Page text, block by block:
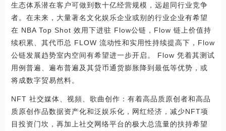
生态体系潜在客户可做到数十亿经营规模，远超同行业竞争
者。在未来，大量著名文化娱乐企业或别的行业企业有希望
在 NBA Top Shot 效用下进驻 Flow公链，Flow 链上价值持
续积累、其代币总 FLOW 流动性和实用性持续提高下，Flow
公链发展趋势室内空间有希望进一步开启。 Flow 凭着其测试
用例普遍、遍布普遍及其贷币通货膨胀降到最低等优势，或
将成数字贸易然料。
NFT 社交媒体、视頻、歌曲创作：有着高品质原创者和高品
质原创作品数据资产化和泛娱乐化，网红经济，减少NFT项
目投资门坎，再加上社交网络平台的极大总流量的扶持希望